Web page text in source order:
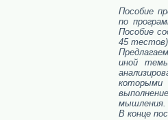
Пособие
по
Пособие
45
иной
которыми
мышления.
В конце